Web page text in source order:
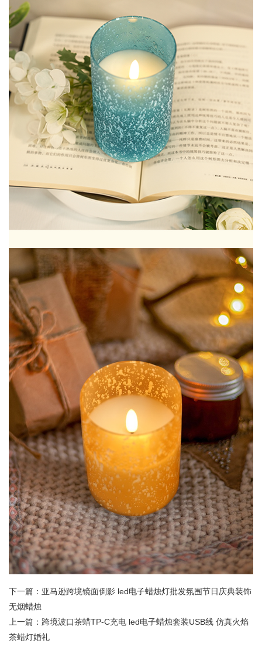
下一篇：亚马逊跨境镜面倒影 led电子蜡烛灯批发氛围节日庆典装饰
无烟蜡烛
上一篇：跨境波口茶蜡TP-C充电 led电子蜡烛套装USB线 仿真火焰
茶蜡灯婚礼